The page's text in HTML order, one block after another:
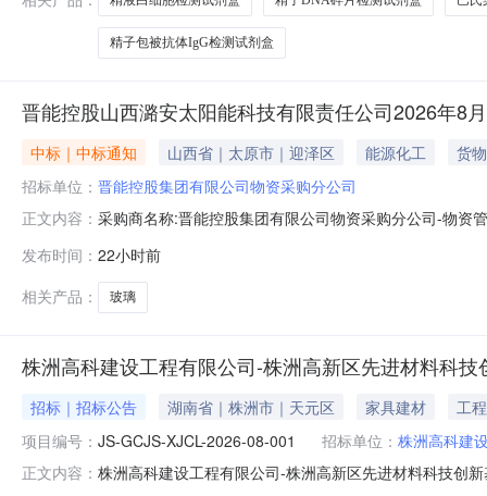
精子包被抗体IgG检测试剂盒
晋能控股山西潞安太阳能科技有限责任公司2026年8
中标｜中标通知 山西省｜太原市｜迎泽区 能源化工
货物
招标单位： 晋能控股集团有限公司物资采购分公司
正文内容： 采购商名称:晋能控股集团有限公司物资采购分公司-物资
发布时间： 22小时前
相关产品：
玻璃
株洲高科建设工程有限公司-株洲高新区先进材料科
招标｜招标公告 湖南省｜株洲市｜天元区 家具建材
工程
项目编号： JS-GCJS-XJCL-2026-08-001 招标单位： 株洲高科建
正文内容： 株洲高科建设工程有限公司-株洲高新区先进材料科技创